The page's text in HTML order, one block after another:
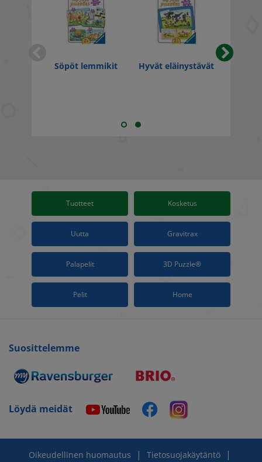
Söpöt lemmikit Hyvät eläinystävät
Tuotteet Kosketus
Uutta Gravitrax
Palapelit 3D Puzzle®
Pelit Home
Suosittelemme
Löydä meidät
Oikeudellinen huomautus | Tietosuojakäytäntö |